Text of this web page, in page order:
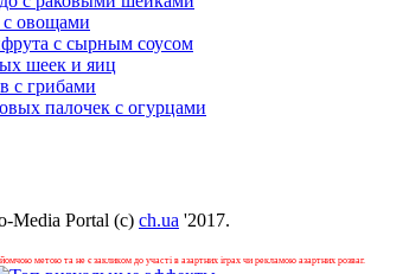
с овощами
с сырным соусом
шеек и яиц
с грибами
палочек с огурцами
Media Portal (c) ch.ua '2017.
метою та не є закликом до участі в азартних іграх чи рекламою азартних розваг.